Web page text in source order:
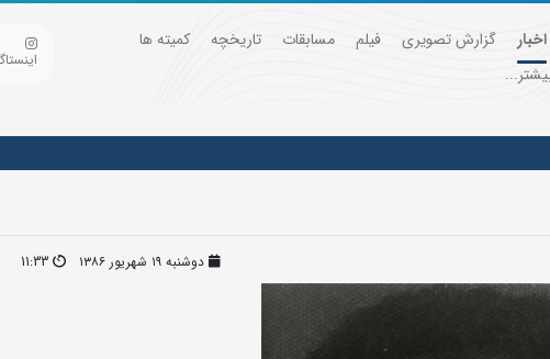
اخبار گزارش تصویری فیلم مسابقات تاریخچه
کمیته ها
دوشنبه ۱۹ شهریور ۱۳۸۶ 11:33